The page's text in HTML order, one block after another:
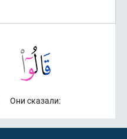
Они сказали: